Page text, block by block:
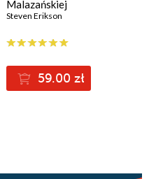
Malazańskiej
Księgi Poległych.
Steven Erikson
59.00 zł